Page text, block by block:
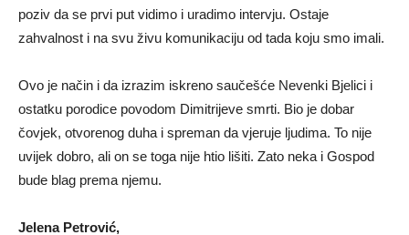
poziv da se prvi put vidimo i uradimo intervju. Ostaje
zahvalnost i na svu živu komunikaciju od tada koju smo imali.
Ovo je način i da izrazim iskreno saučešće Nevenki Bjelici i
ostatku porodice povodom Dimitrijeve smrti. Bio je dobar
čovjek, otvorenog duha i spreman da vjeruje ljudima. To nije
uvijek dobro, ali on se toga nije htio lišiti. Zato neka i Gospod
bude blag prema njemu.
Jelena Petrović,